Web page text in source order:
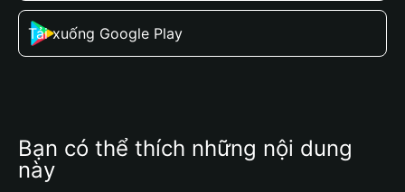
Tải xuống Google Play
Bạn có thể thích những nội dung
này